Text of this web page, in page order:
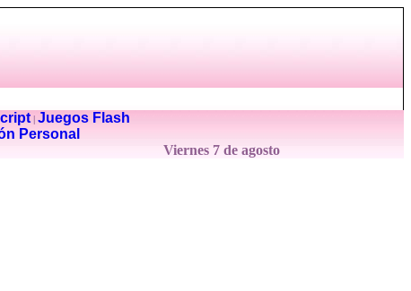
| Juegos Flash
Personal
Viernes 7 de agosto